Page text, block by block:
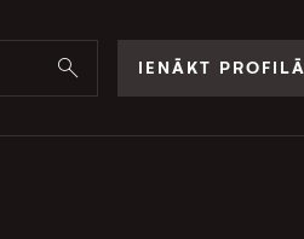
IENĀKT PROFILĀ